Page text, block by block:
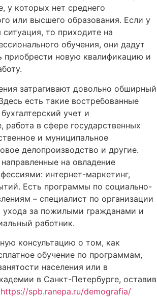
у которых нет среднего
или высшего образования. Если у
то приходите на
обучения, они дадут
приобрести новую квалификацию и
затрагивают довольно обширный
есть такие востребованные
учет и
работа в сфере государственных
и муниципальное
делопроизводство и другие.
на овладение
интернет-маркетинг,
Есть программы по социально-
– специалист по организации
ухода за пожилыми гражданами и
работник.
консультацию о том, как
обучение по программам,
населения или в
в Санкт-Петербурге, оставив
https://spb.ranepa.ru/demografia/